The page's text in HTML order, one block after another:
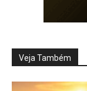
Veja Também